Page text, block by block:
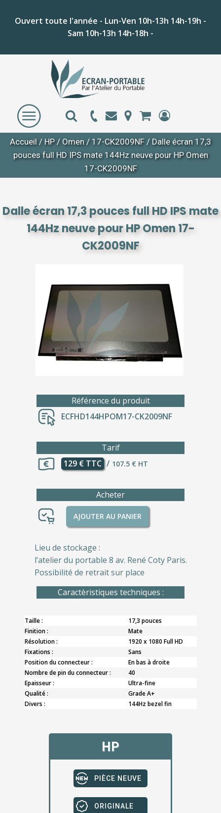
Ouvert toute l'année - Lun-Ven 10h-13h 14h-19h -
Sam 10h-13h 14h-18h -
Accueil/ HP / Omen/ 17-CK2009NF / Dalle écran 17,3
pouces full HD IPS mate 144Hz neuve pour HP Omen
17-CK2009NF
Dalle écran 17,3 pouces full HD IPS mate
144Hz neuve pour HP Omen 17-
CK2009NF
Référence du produit
ECFHD144HPOM17-CK2009NF
Tarif
129 € TTC / 107.5 € HT
Acheter
AJOUTER AU PANIER
Lieu de stockage :
l’atelier du portable 8 av. René Coty Paris.
Possibilité de retrait sur place
Caractèristiques techniques :
Taille :
17,3 pouces
Finition :
Mate
Résolution :
1920 x 1080 Full HD
Fixations :
Sans
Position du connecteur :
En bas à droite
Nombre de pin du connecteur :
40
Epaisseur :
Ultra-fine
Qualité :
Grade A+
Divers :
144Hz bezel fin
HP
PIÈCE NEUVE
ORIGINALE